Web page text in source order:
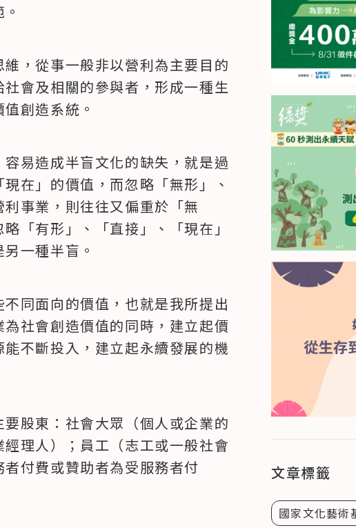
，從事一般非以營利為主要目的
會及相關的參與者，形成一種生
創造系統。
易造成半盲文化的缺失，就是過
在」的價值，而忽略「無形」、
利事業，則往往又偏重於「無
「有形」、「直接」、「現在」
一種半盲。
同面向的價值，也就是我所提出
社會創造價值的同時，建立起價
不斷投入，建立起永續發展的機
股東：社會大眾（個人或企業的
理人）；員工（志工或一般社會
付費或贊助者為受服務者付
文章標籤
國家文化藝術